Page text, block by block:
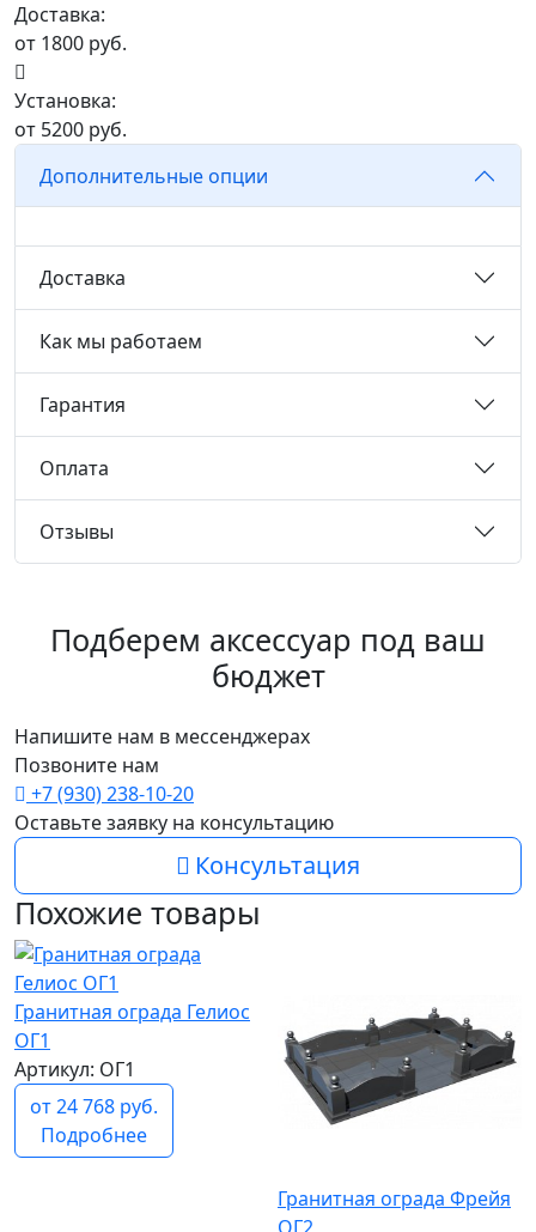
Доставка:
от 1800 руб.
Установка:
от 5200 руб.
Дополнительные опции
Доставка
Как мы работаем
Гарантия
Оплата
Отзывы
Подберем аксессуар под ваш
бюджет
Напишите нам в мессенджерах
Позвоните нам
+7 (930) 238-10-20
Оставьте заявку на консультацию
Консультация
Похожие товары
Гранитная ограда Гелиос
ОГ1
Артикул: ОГ1
от 24 768 руб.
Подробнее
Гранитная ограда Фрейя